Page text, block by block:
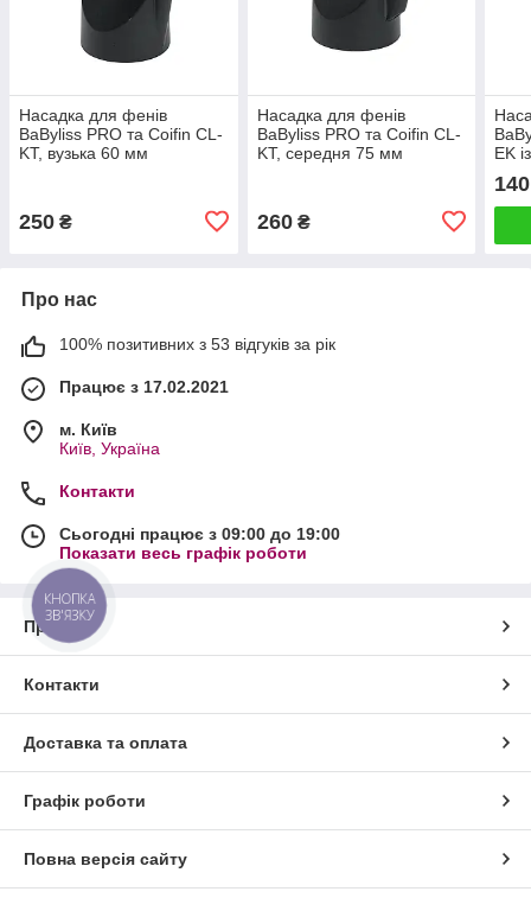
Насадка для фенів
BaByliss PRO та Coifin CL-
KT, вузька 60 мм
250 ₴
Насадка для фенів
BaByliss PRO та Coifin CL-
KT, середня 75 мм
260₴
EK
140
Про нас
100% позитивних з 53 відгуків за рік
Працює з 17.02.2021
м. Київ
Київ, Україна
Контакти
Сьогодні працює з 09:00 до 19:00
Показати весь графік роботи
Про нас
Контакти
Доставка та оплата
Графік роботи
Повна версія сайту
КНОПКА
ЗВ'ЯЗКУ